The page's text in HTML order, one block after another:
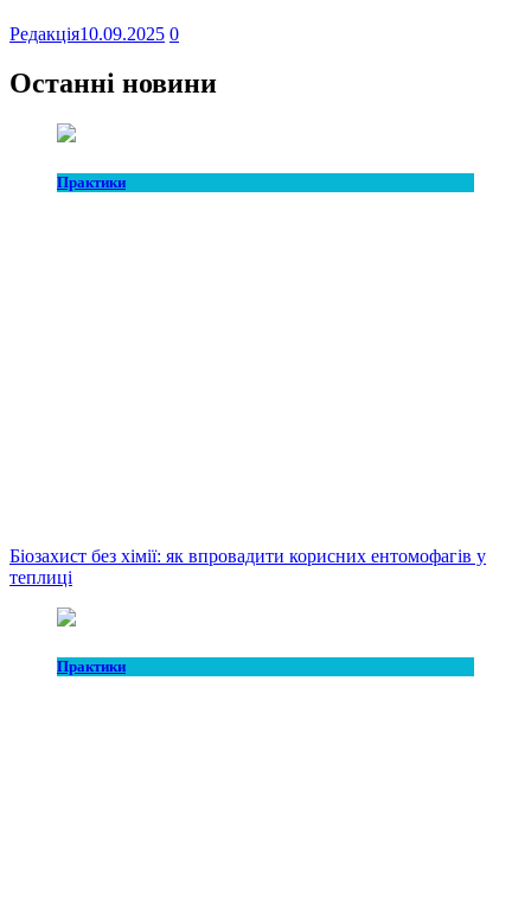
Редакція10.09.2025 0
Останні новини
Практики
Біозахист без хімії: як впровадити корисних ентомофагів у
теплиці
Практики